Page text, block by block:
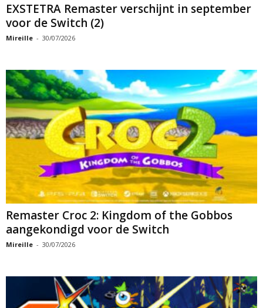
EXSTETRA Remaster verschijnt in september
voor de Switch (2)
Mireille - 30/07/2026
Remaster Croc 2: Kingdom of the Gobbos
aangekondigd voor de Switch
Mireille - 30/07/2026